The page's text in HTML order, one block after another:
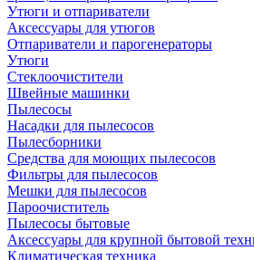
Утюги и отпариватели
Аксессуары для утюгов
Отпариватели и парогенераторы
Утюги
Стеклоочистители
Швейные машинки
Пылесосы
Насадки для пылесосов
Пылесборники
Средства для моющих пылесосов
Фильтры для пылесосов
Мешки для пылесосов
Пароочиститель
Пылесосы бытовые
Аксессуары для крупной бытовой
Климатическая техника